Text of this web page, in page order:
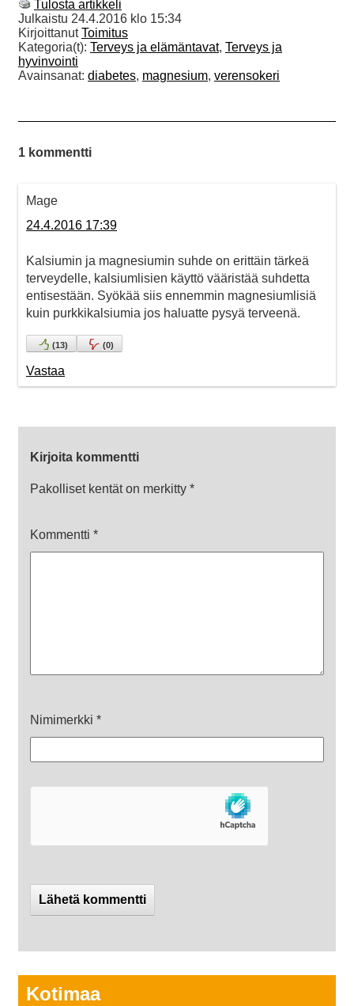
Tulosta artikkeli
Julkaistu 24.4.2016 klo 15:34
KirjoittanutToimitus
Kategoria(t): Terveys ja elämäntavat, Terveys ja
hyvinvointi
Avainsanat: diabetes, magnesium, verensokeri
1 kommentti
Mage
24.4.2016 17:39
Kalsiumin ja magnesiumin suhde on erittäin tärkeä
terveydelle, kalsiumlisien käyttö vääristää suhdetta
entisestään. Syökää siis ennemmin magnesiumlisiä
kuin purkkikalsiumia jos haluatte pysyä terveenä.
(13) (0)
Vastaa
Kirjoita kommentti
Pakolliset kentät on merkitty *
Kommentti *
Nimimerkki *
Kotimaa